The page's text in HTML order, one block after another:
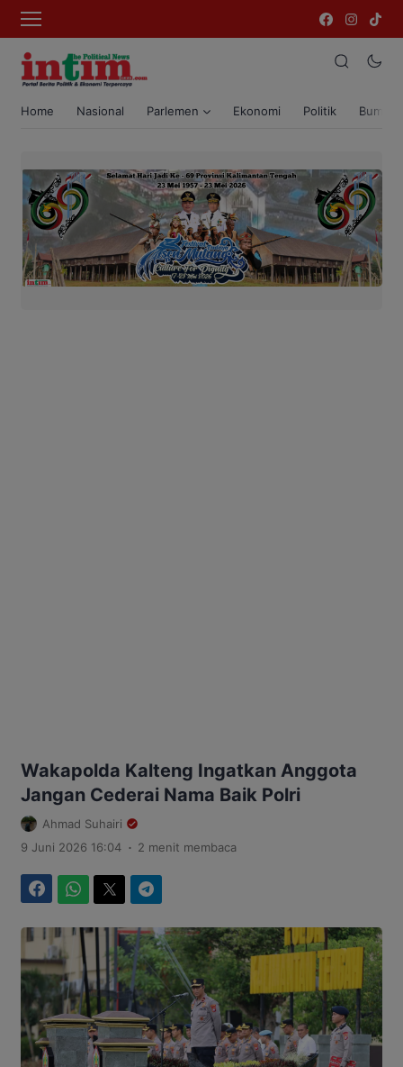
Home Nasional Parlemen Ekonomi Politik Bumi
Wakapolda Kalteng Ingatkan Anggota
Jangan Cederai Nama Baik Polri
Ahmad Suhairi
9 Juni 2026 16:04 . 2 menit membaca